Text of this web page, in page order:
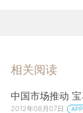
相关阅读
中国市场推动
2012年08月07日